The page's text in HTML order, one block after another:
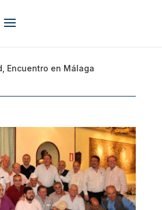
Encuentro en Málaga